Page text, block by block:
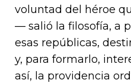
voluntad del héroe
— salió la filosofía, a
esas repúblicas,
y, para formarlo,
así, la providencia